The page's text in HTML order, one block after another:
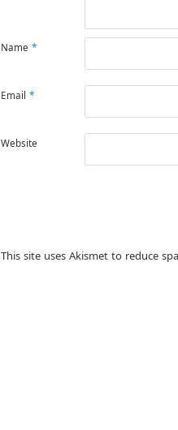
Name *
Email *
Website
This site uses Akismet to reduce